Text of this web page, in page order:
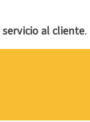
servicio al cliente.